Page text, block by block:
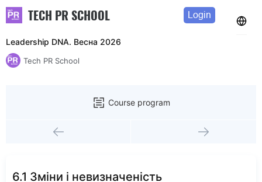
TECH PR SCHOOL Login
Leadership DNA. Весна 2026
Tech PR School
Course program
6.1 Зміни і невизначеність